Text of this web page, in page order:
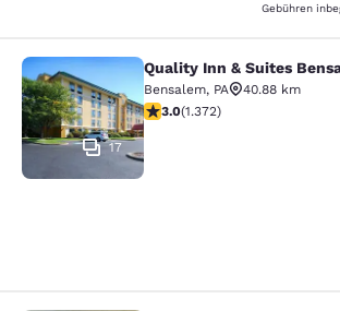
Gebühren
Quality Inn & Suites
17
Quality Inn & Suites
Bensalem, PA
40.88 km
3.03-Sterne-Bewertung.
3.0(1.372)